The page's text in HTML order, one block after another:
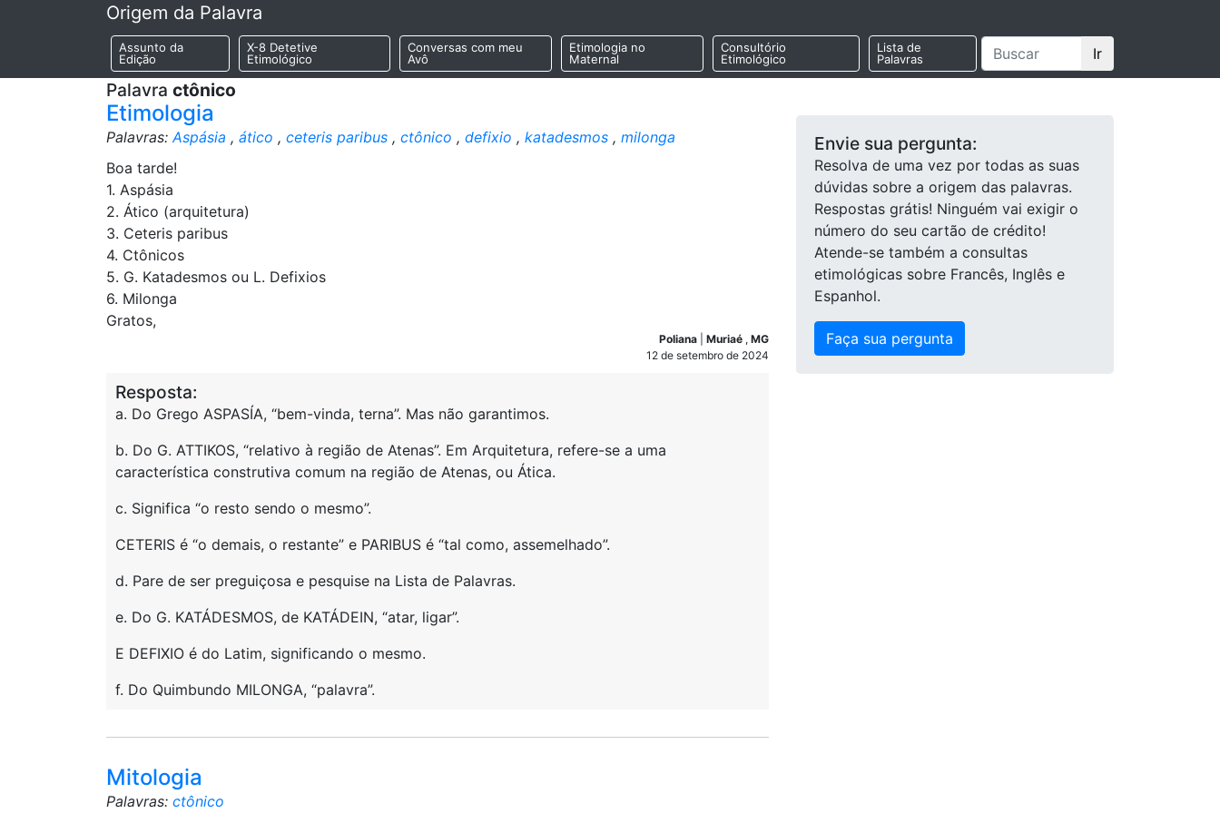
Origem da Palavra
Assunto da
Edição
X-8 Detetive
Etimológico
Conversas com meu
Avô
Etimologia no
Maternal
Consultório
Etimológico
Lista de
Palavras
Ir
Palavra ctônico
Etimologia
Palavras:Aspásia , ático , ceteris paribus , ctônico , defixio , katadesmos , milonga
Boa tarde!
1. Aspásia
2. Ático (arquitetura)
3. Ceteris paribus
4. Ctônicos
5. G. Katadesmos ou L. Defixios
6. Milonga
Gratos,
Poliana Muriaé , MG
12 de setembro de 2024
Resposta:
a. Do Grego ASPASÍA, “bem-vinda, terna”. Mas não garantimos.
b. Do G. ATTIKOS, “relativo à região de Atenas”. Em Arquitetura, refere-se a uma
característica construtiva comum na região de Atenas, ou Ática.
c. Significa “o resto sendo o mesmo”.
CETERIS é “o demais, o restante” e PARIBUS é “tal como, assemelhado”.
d. Pare de ser preguiçosa e pesquise na Lista de Palavras.
e. Do G. KATÁDESMOS, de KATÁDEIN, “atar, ligar”.
E DEFIXIO é do Latim, significando o mesmo.
f. Do Quimbundo MILONGA, “palavra”.
Mitologia
Palavras: ctônico
Envie sua pergunta:
Resolva de uma vez por todas as suas
dúvidas sobre a origem das palavras.
Respostas grátis! Ninguém vai exigir o
número do seu cartão de crédito!
Atende-se também a consultas
etimológicas sobre Francês, Inglês e
Espanhol.
Faça sua pergunta